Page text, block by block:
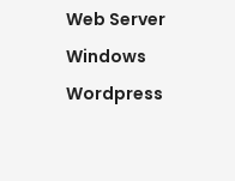
Web Server
Windows
Wordpress